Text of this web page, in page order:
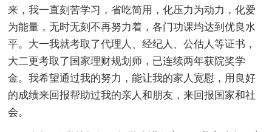
来，我一直刻苦学习，省吃简用，化压力为动力，化爱
为能量，无时无刻不再努力着，各门功课均达到优良水
平。大一我就考取了代理人、经纪人、公估人等证书，
大二更考取了国家理财规划师，已连续两年获院奖学
金。我希望通过我的努力，能让我的家人宽慰，用良好
的成绩来回报帮助过我的亲人和朋友，来回报国家和社
会。